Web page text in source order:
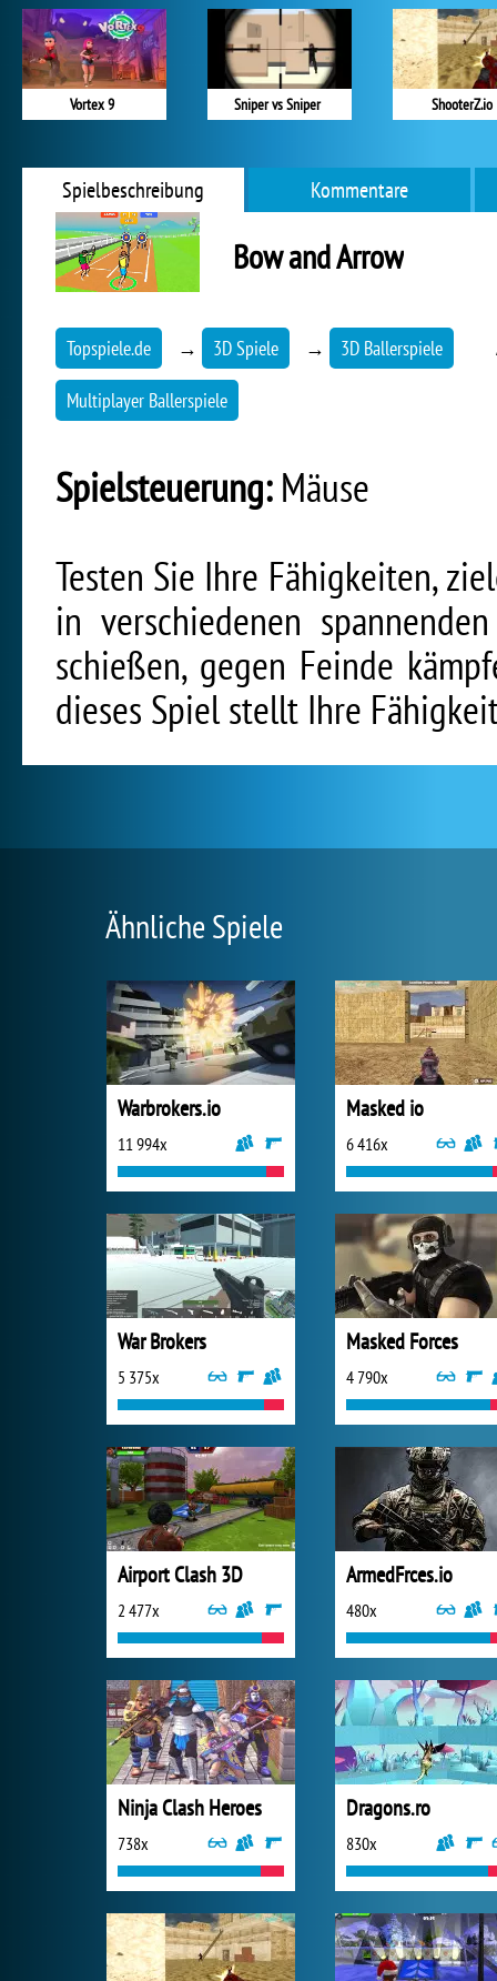
Vortex 9 Sniper vs Sniper ShooterZ.io
Spielbeschreibung Kommentare
Bow and Arrow
Topspiele.de → 3D Spiele → 3D Ballerspiele
Multiplayer Ballerspiele
Spielsteuerung:Mäuse
Testen Sie Ihre Fähigkeiten,
in verschiedenen
schießen, gegen Feinde
dieses Spiel stellt Ihre
Ähnliche Spiele
Warbrokers.io
11 994x
Masked io
6 416x
War Brokers
5 375x
Masked Forces
4 790x
Airport Clash 3D
2 477x
ArmedFrces.io
480x
Ninja Clash Heroes
738x
Dragons.ro
830x